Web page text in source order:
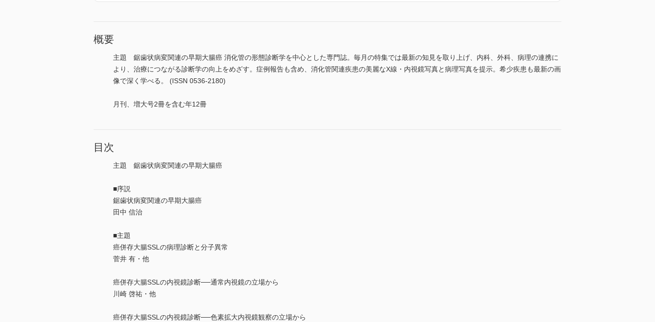
概要
主題 鋸歯状病変関連の早期大腸癌 消化管の形態診断学を中心とした専門誌。毎月の特集では最新の知見を取り上げ、内科、外科、病理の連携に
より、治療につながる診断学の向上をめざす。症例報告も含め、消化管関連疾患の美麗なX線・内視鏡写真と病理写真を提示。希少疾患も最新の画
像で深く学べる。 (ISSN 0536-2180)
月刊、増大号2冊を含む年12冊
目次
主題 鋸歯状病変関連の早期大腸癌
■序説
鋸歯状病変関連の早期大腸癌
田中 信治
■主題
癌併存大腸SSLの病理診断と分子異常
菅井 有・他
癌併存大腸SSLの内視鏡診断──通常内視鏡の立場から
川崎 啓祐・他
癌併存大腸SSLの内視鏡診断──色素拡大内視鏡観察の立場から